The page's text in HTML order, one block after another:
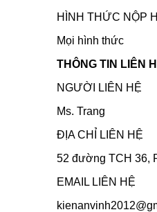
HÌNH THỨC NỘP
Mọi hình thức
THÔNG TIN LIÊN
NGƯỜI LIÊN HỆ
Ms. Trang
ĐỊA CHỈ LIÊN HỆ
52 đường TCH 36,
EMAIL LIÊN HỆ